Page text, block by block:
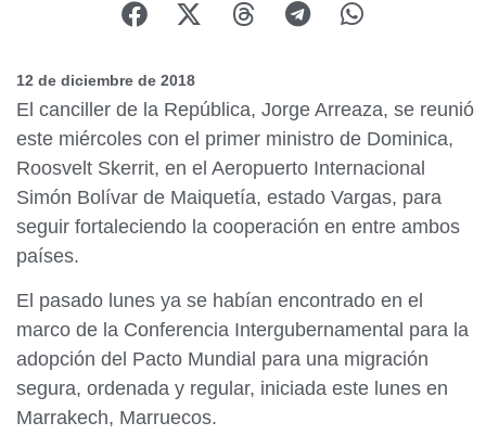
12 de diciembre de 2018
El canciller de la República, Jorge Arreaza, se reunió
este miércoles con el primer ministro de Dominica,
Roosvelt Skerrit, en el Aeropuerto Internacional
Simón Bolívar de Maiquetía, estado Vargas, para
seguir fortaleciendo la cooperación en entre ambos
países.
El pasado lunes ya se habían encontrado en el
marco de la Conferencia Intergubernamental para la
adopción del Pacto Mundial para una migración
segura, ordenada y regular, iniciada este lunes en
Marrakech, Marruecos.